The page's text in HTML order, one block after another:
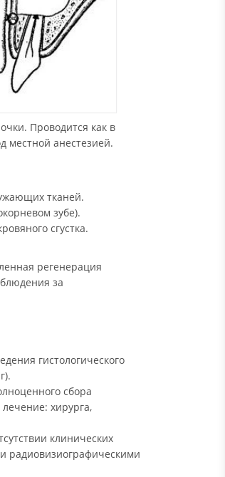
Проводится как в
местной анестезией.
тканей.
зубе).
сгустка.
регенерация
за
гистологического
сбора
хирурга,
клинических
радиовизиографическими